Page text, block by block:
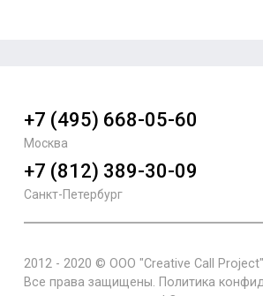
+7 (495) 668-05-60
Москва
+7 (812) 389-30-09
Санкт-Петербург
2012 - 2020 © ООО "Creative Call
Все права защищены. Политика